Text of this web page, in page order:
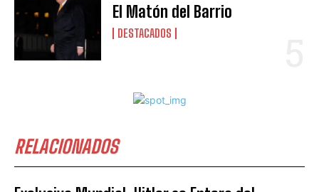
El Matón del Barrio
DESTACADOS
RELACIONADOS